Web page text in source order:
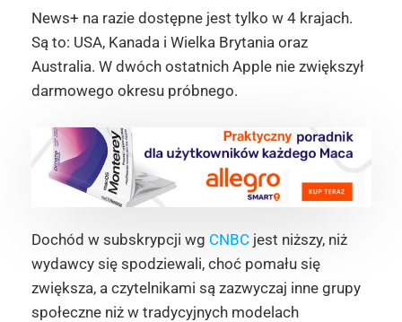
News+ na razie dostępne jest tylko w 4 krajach.
Są to: USA, Kanada i Wielka Brytania oraz
Australia. W dwóch ostatnich Apple nie zwiększył
darmowego okresu próbnego.
Dochód w subskrypcji wg CNBCjest niższy, niż
wydawcy się spodziewali, choć pomału się
zwiększa, a czytelnikami są zazwyczaj inne grupy
społeczne niż w tradycyjnych modelach